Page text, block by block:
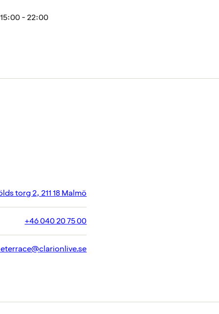
15:00 - 22:00
torg 2, 211 18 Malmö
+46 040 20 75 00